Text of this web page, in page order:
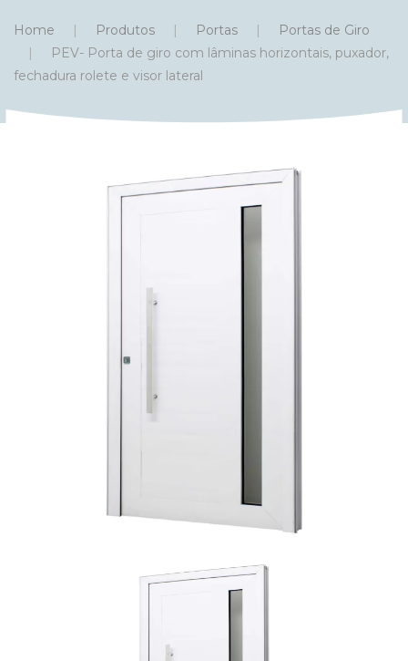
Home Produtos Portas
Portas de Giro
PEV- Porta de giro com lâminas horizontais, puxador,
fechadura rolete e visor lateral